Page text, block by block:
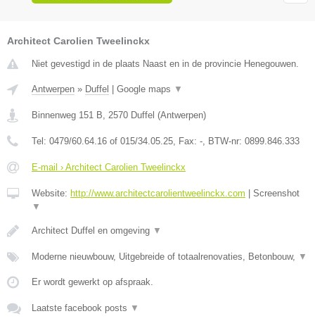
Architect Carolien Tweelinckx
Niet gevestigd in de plaats Naast en in de provincie Henegouwen.
Antwerpen » Duffel Google maps ▼
Binnenweg 151 B, 2570 Duffel (Antwerpen)
Tel: 0479/60.64.16 of 015/34.05.25, Fax: -, BTW-nr: 0899.846.333
E-mail › Architect Carolien Tweelinckx
Website: http://www.architectcarolientweelinckx.com
Screenshot
▼
Architect Duffel en omgeving ▼
Moderne nieuwbouw, Uitgebreide of totaalrenovaties, Betonbouw, ▼
Er wordt gewerkt op afspraak.
Laatste facebook posts ▼